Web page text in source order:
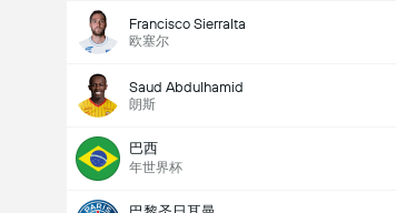
Francisco Sierralta
欧塞尔
Saud Abdulhamid
朗斯
巴西
年世界杯